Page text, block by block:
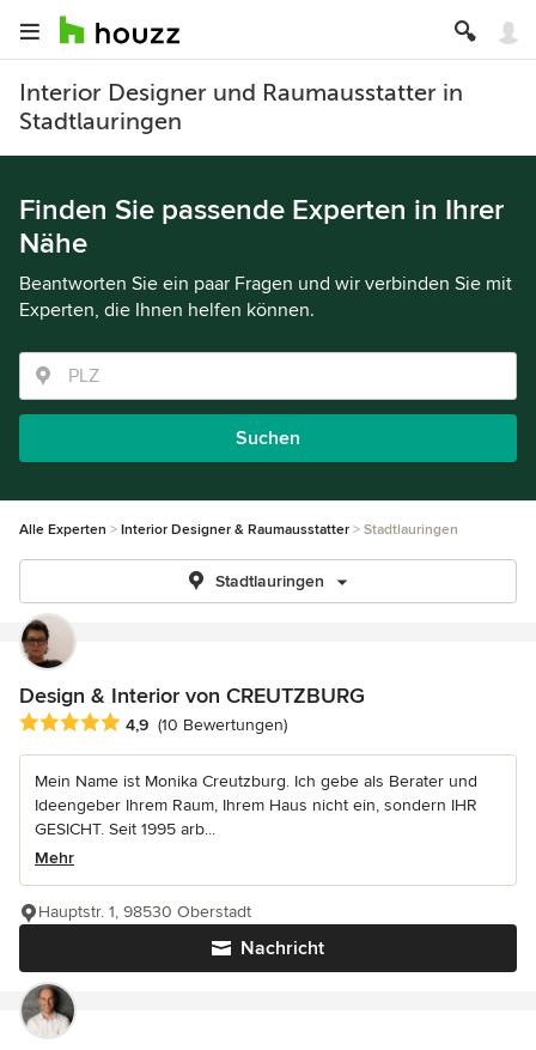
Interior Designer und Raumausstatter in
Stadtlauringen
Finden Sie passende Experten in Ihrer
Nähe
Beantworten Sie ein paar Fragen und wir verbinden Sie mit
Experten, die Ihnen helfen können.
Suchen
Alle Experten Interior Designer & Raumausstatter Stadtlauringen
Stadtlauringen
Design & Interior von CREUTZBURG
Durchschnittliche Bewertung: 4.9 von 5 Sternen
4,9 (10 Bewertungen)
Mein Name ist Monika Creutzburg. Ich gebe als Berater und
Ideengeber Ihrem Raum, Ihrem Haus nicht ein, sondern IHR
GESICHT. Seit 1995 arb...
Mehr
Nachricht
Hauptstr. 1, 98530 Oberstadt